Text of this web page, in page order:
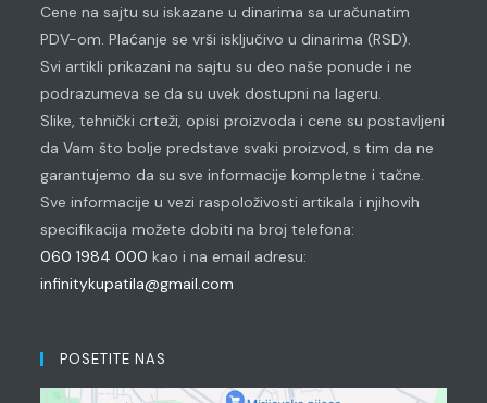
application
Cene na sajtu su iskazane u dinarima sa uračunatim
PDV-om. Plaćanje se vrši isključivo u dinarima (RSD).
Svi artikli prikazani na sajtu su deo naše ponude i ne
podrazumeva se da su uvek dostupni na lageru.
Slike, tehnički crteži, opisi proizvoda i cene su postavljeni
da Vam što bolje predstave svaki proizvod, s tim da ne
garantujemo da su sve informacije kompletne i tačne.
Sve informacije u vezi raspoloživosti artikala i njihovih
specifikacija možete dobiti na broj telefona:
060 1984 000 kao i na email adresu:
infinitykupatila@gmail.com
POSETITE NAS